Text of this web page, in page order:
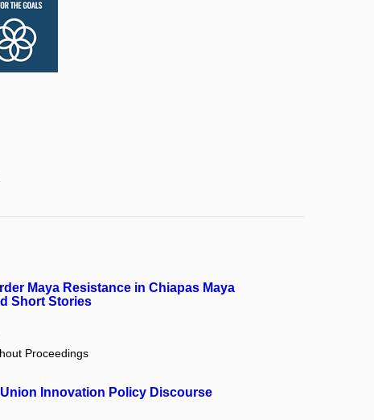
Maya Resistance in Chiapas Maya
Short Stories
Proceedings
Innovation Policy Discourse